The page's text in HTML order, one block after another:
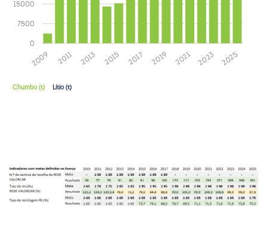
0
7500
15000
2025
2023
2021
2019
2017
2015
2013
2011
2009
Chumbo (t) Lítio (t)